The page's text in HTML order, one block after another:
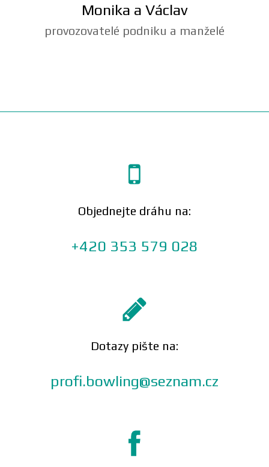
Monika a Václav
provozovatelé podniku a manželé
Objednejte dráhu na:
+420 353 579 028
Dotazy pište na:
profi.bowling@seznam.cz